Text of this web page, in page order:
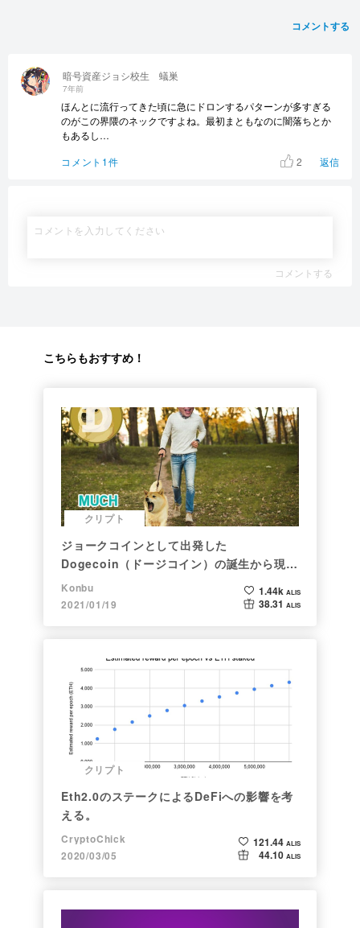
コメントする
暗号資産ジョシ校生 蟻巣
7年前
ほんとに流行ってきた頃に急にドロンするパターンが多すぎる
のがこの界隈のネックですよね。最初まともなのに闇落ちとか
もあるし…
コメント1件
2 返信
コメントする
こちらもおすすめ！
クリプト
ジョークコインとして出発した
Dogecoin（ドージコイン）の誕生から現在
まで。注目される非証券性🐶
Konbu
2021/01/19
1.44k ALIS
38.31 ALIS
クリプト
Eth2.0のステークによるDeFiへの影響を考
える。
CryptoChick
2020/03/05
121.44 ALIS
44.10 ALIS